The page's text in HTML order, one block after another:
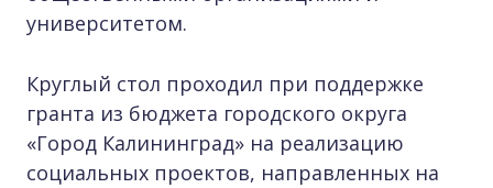
университетом.
Круглый стол проходил при поддержке
гранта из бюджета городского округа
«Город Калининград» на реализацию
социальных проектов, направленных на